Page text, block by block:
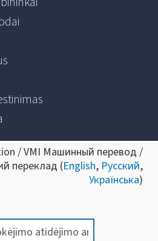
/ VMI Машинный перевод /
переклад (English, Русский,
Українська)